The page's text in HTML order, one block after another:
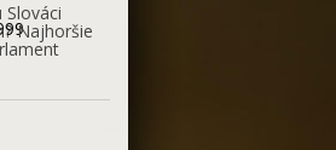
Najhoršie